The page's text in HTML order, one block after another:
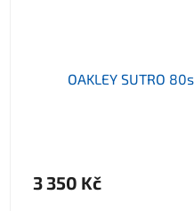
OAKLEY SUTRO
3 350 Kč